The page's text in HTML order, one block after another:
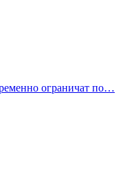
ограничат по…